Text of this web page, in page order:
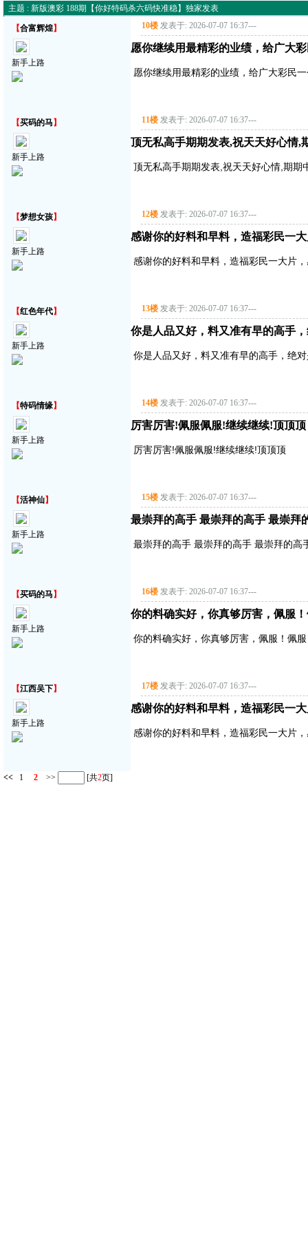
主题 : 新版澳彩 188期【你好特码杀六码快准稳】独家发表
【合富辉煌】
新手上路
10楼 发表于: 2026-07-07 16:37---
愿你继续用最精彩的业绩，给广大
愿你继续用最精彩的业绩，给广大彩民
【买码的马 】
新手上路
11楼 发表于: 2026-07-07 16:37---
顶无私高手期期发表,祝天天好心情,
顶无私高手期期发表,祝天天好心情,期期
【梦想女孩】
新手上路
12楼 发表于: 2026-07-07 16:37---
感谢你的好料和早料，造福彩民一
感谢你的好料和早料，造福彩民一大片
【红色年代】
新手上路
13楼 发表于: 2026-07-07 16:37---
你是人品又好，料又准有早的高手
你是人品又好，料又准有早的高手，绝
【特码情缘】
新手上路
14楼 发表于: 2026-07-07 16:37---
厉害厉害!佩服佩服!继续继续!顶顶顶
厉害厉害!佩服佩服!继续继续!顶顶顶
【活神仙】
新手上路
15楼 发表于: 2026-07-07 16:37---
最崇拜的高手 最崇拜的高手 最崇拜
最崇拜的高手 最崇拜的高手 最崇拜的高
【买码的马 】
新手上路
16楼 发表于: 2026-07-07 16:37---
你的料确实好，你真够厉害，佩服
你的料确实好，你真够厉害，佩服！佩
【江西吴下】
新手上路
17楼 发表于: 2026-07-07 16:37---
感谢你的好料和早料，造福彩民一
感谢你的好料和早料，造福彩民一大片
<< 1 2 >> [共2页]